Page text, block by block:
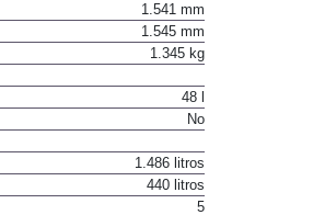
1.541 mm
1.545 mm
1.345 kg
48 l
No
1.486 litros
440 litros
5